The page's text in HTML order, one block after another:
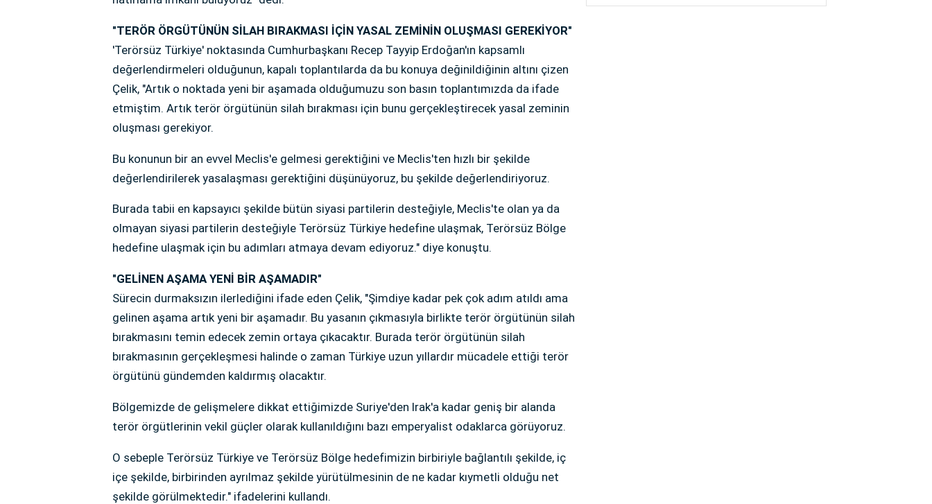
"TERÖR ÖRGÜTÜNÜN SİLAH BIRAKMASI İÇİN YASAL ZEMİNİN OLUŞMASI GEREKİYOR"
'Terörsüz Türkiye' noktasında Cumhurbaşkanı Recep Tayyip Erdoğan'ın kapsamlı
değerlendirmeleri olduğunun, kapalı toplantılarda da bu konuya değinildiğinin altını çizen
Çelik, "Artık o noktada yeni bir aşamada olduğumuzu son basın toplantımızda da ifade
etmiştim. Artık terör örgütünün silah bırakması için bunu gerçekleştirecek yasal zeminin
oluşması gerekiyor.
Bu konunun bir an evvel Meclis'e gelmesi gerektiğini ve Meclis'ten hızlı bir şekilde
değerlendirilerek yasalaşması gerektiğini düşünüyoruz, bu şekilde değerlendiriyoruz.
Burada tabii en kapsayıcı şekilde bütün siyasi partilerin desteğiyle, Meclis'te olan ya da
olmayan siyasi partilerin desteğiyle Terörsüz Türkiye hedefine ulaşmak, Terörsüz Bölge
hedefine ulaşmak için bu adımları atmaya devam ediyoruz." diye konuştu.
"GELİNEN AŞAMA YENİ BİR AŞAMADIR"
Sürecin durmaksızın ilerlediğini ifade eden Çelik, "Şimdiye kadar pek çok adım atıldı ama
gelinen aşama artık yeni bir aşamadır. Bu yasanın çıkmasıyla birlikte terör örgütünün silah
bırakmasını temin edecek zemin ortaya çıkacaktır. Burada terör örgütünün silah
bırakmasının gerçekleşmesi halinde o zaman Türkiye uzun yıllardır mücadele ettiği terör
örgütünü gündemden kaldırmış olacaktır.
Bölgemizde de gelişmelere dikkat ettiğimizde Suriye'den Irak'a kadar geniş bir alanda
terör örgütlerinin vekil güçler olarak kullanıldığını bazı emperyalist odaklarca görüyoruz.
O sebeple Terörsüz Türkiye ve Terörsüz Bölge hedefimizin birbiriyle bağlantılı şekilde, iç
içe şekilde, birbirinden ayrılmaz şekilde yürütülmesinin de ne kadar kıymetli olduğu net
şekilde görülmektedir." ifadelerini kullandı.